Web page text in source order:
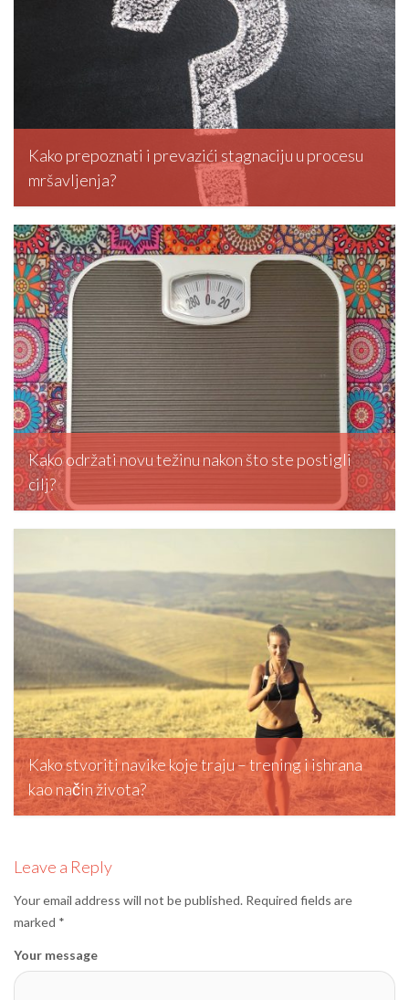
Kako prepoznati i prevazići stagnaciju u procesu
mršavljenja?
editormd, March 5, 2026
Kako održati novu težinu nakon što ste postigli
cilj?
editormd, February 5, 2026
Kako stvoriti navike koje traju – trening i ishrana
kao način života?
Leave a Reply
Your email address will not be published. Required fields are
marked *
Your message